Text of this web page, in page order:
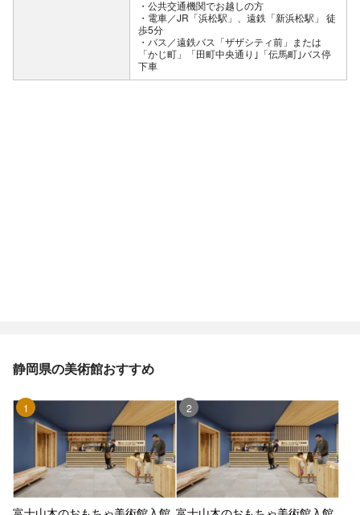
公共交通機関でお越しの方
・電車／JR「浜松駅」、遠鉄「新浜松駅」 徒
歩5分
・バス／遠鉄バス「ザザシティ前」または
「かじ町」「田町中央通り｣「伝馬町｣バス停
下車
静岡県の美術館おすすめ